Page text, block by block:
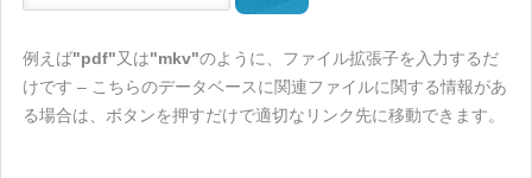
例えば"pdf"又は"mkv"のように、ファイル拡張子を入力するだ
けです – こちらのデータベースに関連ファイルに関する情報があ
る場合は、ボタンを押すだけで適切なリンク先に移動できます。